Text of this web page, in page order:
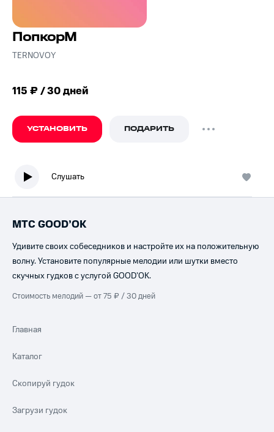
ПопкорМ
TERNOVOY
115 ₽ / 30 дней
УСТАНОВИТЬ ПОДАРИТЬ
Слушать
МТС GOOD’OK
Удивите своих собеседников и настройте их на положительную
волну. Установите популярные мелодии или шутки вместо
скучных гудков с услугой GOOD’OK.
Стоимость мелодий — от 75 ₽ / 30 дней
Главная
Каталог
Скопируй гудок
Загрузи гудок